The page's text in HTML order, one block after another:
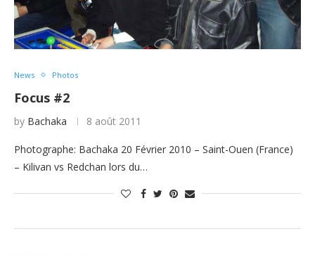
News Photos
Focus #2
by Bachaka 8 août 2011
Photographe: Bachaka 20 Février 2010 – Saint-Ouen (France)
– Kilivan vs Redchan lors du…